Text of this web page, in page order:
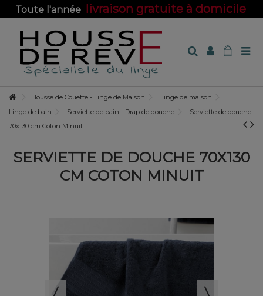
Toute l'année livraison gratuite à domicile
Housse de Couette - Linge de Maison
Linge de maison
Linge de bain
Serviette de bain - Drap de douche
Serviette de douche
70x130 cm Coton Minuit
SERVIETTE DE DOUCHE 70X130
CM COTON MINUIT